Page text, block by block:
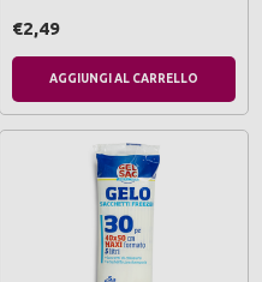
€2,49
AGGIUNGI AL CARRELLO